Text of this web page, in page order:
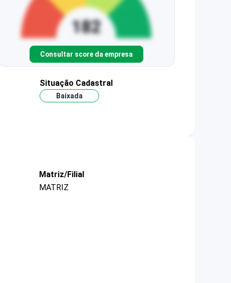
Consultar score da empresa
Situação Cadastral
Baixada
Matriz/Filial
MATRIZ